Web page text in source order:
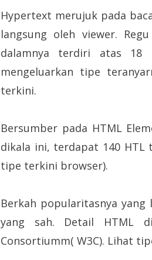
Hypertext merujuk pada
langsung oleh viewer.
dalamnya terdiri atas 18
mengeluarkan tipe
terkini.
Bersumber pada HTML
dikala ini, terdapat 140 HTL
tipe terkini browser).
Berkah popularitasnya
yang sah. Detail HTML
Consortiumm( W3C). Lihat